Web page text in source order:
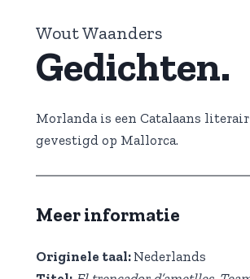
Wout Waanders
Gedichten.
Morlanda is een Catalaans
gevestigd op Mallorca.
Meer informatie
Originele taal:Nederlands